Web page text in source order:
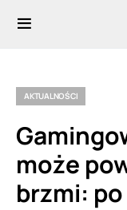
AKTUALNOŚCI
może
brzmi: